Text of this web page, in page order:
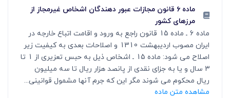
ماده ۶ قانون مجازات عبور دهندگان اشخاص غیرمجاز از
مرزهای کشور
ماده 6 ـ ماده 15 قانون راجع به ورود و اقامت اتباع خارجه در
ایران مصوب اردیبهشت 1310 و اصلاحات بعدی به کیفیت زیر
اصلاح می شود: ماده 15 ـ اشخاص ذیل به حبس تعزیری از 1 تا
3 سال و یا به جزای نقدی از پانصد هزار ریال تا سه میلیون
ریال محکوم می شوند مگر این که جرم آنها مشمول قوانینی...
مشاهده متن ماده